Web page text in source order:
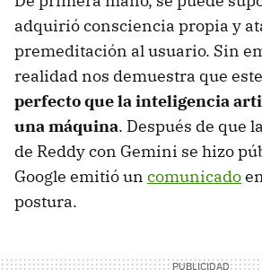
adquirió consciencia propia y
premeditación al usuario. Sin
realidad nos demuestra que
perfecto que la inteligencia
una máquina. Después de que la
de Reddy con Gemini se hizo
Google emitió un comunicado
postura.